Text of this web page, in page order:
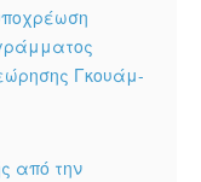
Γκουάμ-
από την